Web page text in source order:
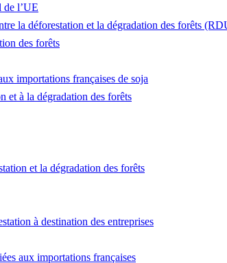
de l’UE
la déforestation et la dégradation des forêts
des forêts
importations françaises de soja
et à la dégradation des forêts
et la dégradation des forêts
à destination des entreprises
aux importations françaises